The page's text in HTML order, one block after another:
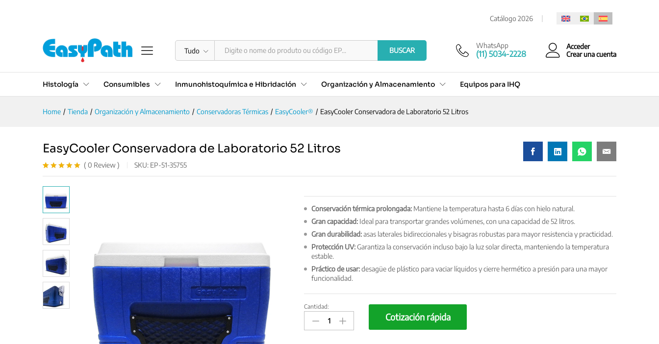
Catálogo 2026
Tudo BUSCAR
WhatsApp
(11) 5034-2228
Acceder
Crear una cuenta
Histología Consumibles Inmunohistoquímica e Hibridación Organización y Almacenamiento Equipos para IHQ
Home / Tienda / Organización y Almacenamiento / Conservadoras Térmicas / EasyCooler® / EasyCooler Conservadora de Laboratorio 52 Litros
EasyCooler Conservadora de Laboratorio 52 Litros
Valorado
con5.00
de 5 en
base a
1
valoración
cliente
( 0 Review) SKU: EP-51-35755
Conservación térmica prolongada: Mantiene la temperatura hasta 6 días con hielo natural.
Gran capacidad: Ideal para transportar grandes volúmenes, con una capacidad de 52 litros.
Gran durabilidad:asas laterales bidireccionales y bisagras robustas para mayor resistencia y practicidad.
Protección UV:Garantiza la conservación incluso bajo la luz solar directa, manteniendo la temperatura
estable.
Práctico de usar:desagüe de plástico para vaciar líquidos y cierre hermético a presión para una mayor
funcionalidad.
EasyCooler
Conservadora
de
Cantidad:
Cotización rápida